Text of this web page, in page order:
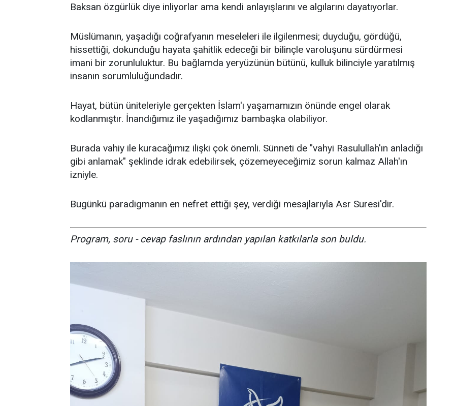
Baksan özgürlük diye inliyorlar ama kendi anlayışlarını ve algılarını dayatıyorlar.
Müslümanın, yaşadığı coğrafyanın meseleleri ile ilgilenmesi; duyduğu, gördüğü,
hissettiği, dokunduğu hayata şahitlik edeceği bir bilinçle varoluşunu sürdürmesi
imani bir zorunluluktur. Bu bağlamda yeryüzünün bütünü, kulluk bilinciyle yaratılmış
insanın sorumluluğundadır.
Hayat, bütün üniteleriyle gerçekten İslam'ı yaşamamızın önünde engel olarak
kodlanmıştır. İnandığımız ile yaşadığımız bambaşka olabiliyor.
Burada vahiy ile kuracağımız ilişki çok önemli. Sünneti de "vahyi Rasulullah'ın anladığı
gibi anlamak" şeklinde idrak edebilirsek, çözemeyeceğimiz sorun kalmaz Allah'ın
izniyle.
Bugünkü paradigmanın en nefret ettiği şey, verdiği mesajlarıyla Asr Suresi'dir.
Program, soru - cevap faslının ardından yapılan katkılarla son buldu.